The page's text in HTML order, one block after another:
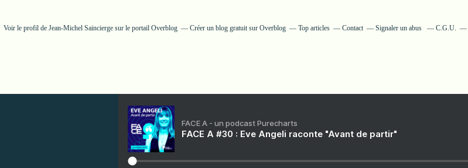
Voir le profil de Jean-Michel Sainciergesur le portail Overblog Créer un blog gratuit sur Overblog Top articles Contact Signaler un abus C.G.U.
FACE A - un podcast Purecharts
FACE A #30 : Eve Angeli raconte "Avant de partir"